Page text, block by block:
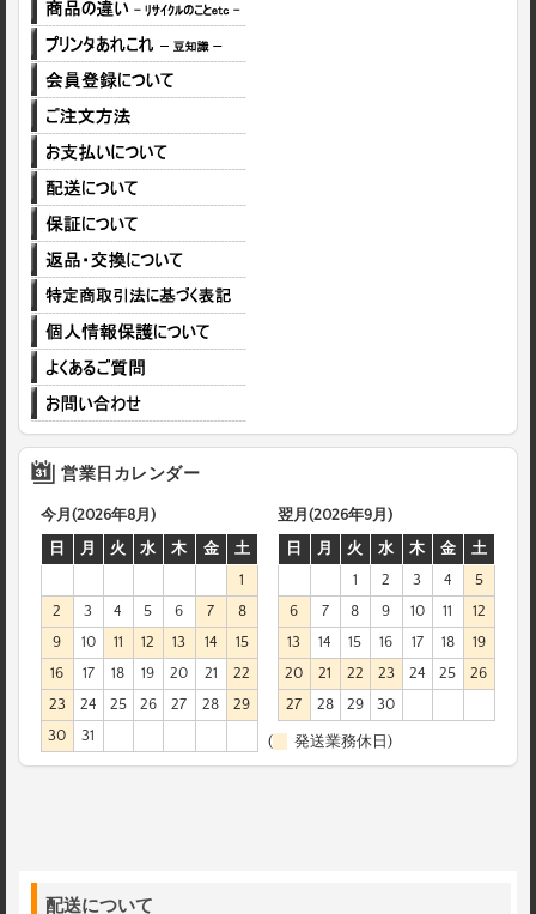
営業日カレンダー
今月(2026年8月)
日
月 火 水 木 金
土
1
2
3 4 5 6 7
8
9
10 11 12 13 14
15
16
17 18 19 20 21
22
23
24 25 26 27 28
29
30
31
翌月(2026年9月)
日
月 火 水 木 金
土
1
2 3 4
5
6
7 8 9 10 11
12
13
14 15 16 17 18
19
20
21 22 23 24 25
26
27
28 29 30
( 発送業務休日)
配送について